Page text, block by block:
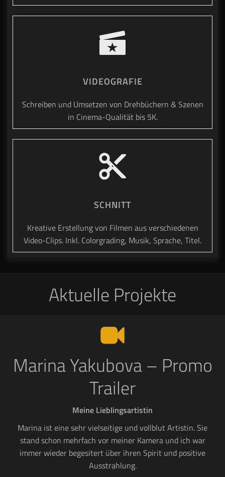
VIDEOGRAFIE
Schreiben und Umsetzen von Drehbüchern & Szenen
in Cinema-Qualität bis 5K.
SCHNITT
Kreative Erstellung von Filmen aus verschiedenen
Video-Clips. Inkl. Colorgrading, Musik, Sprache, Titel.
Aktuelle Projekte
Marina Yakubova – Promo
Trailer
Meine Lieblingsartistin
Marina ist eine sehr vielseitige und vollblut Artistin. Sie
stand schon mehrfach vor meiner Kamera und ich war
immer wieder begesitert über ihren Spirit und positive
Ausstrahlung.